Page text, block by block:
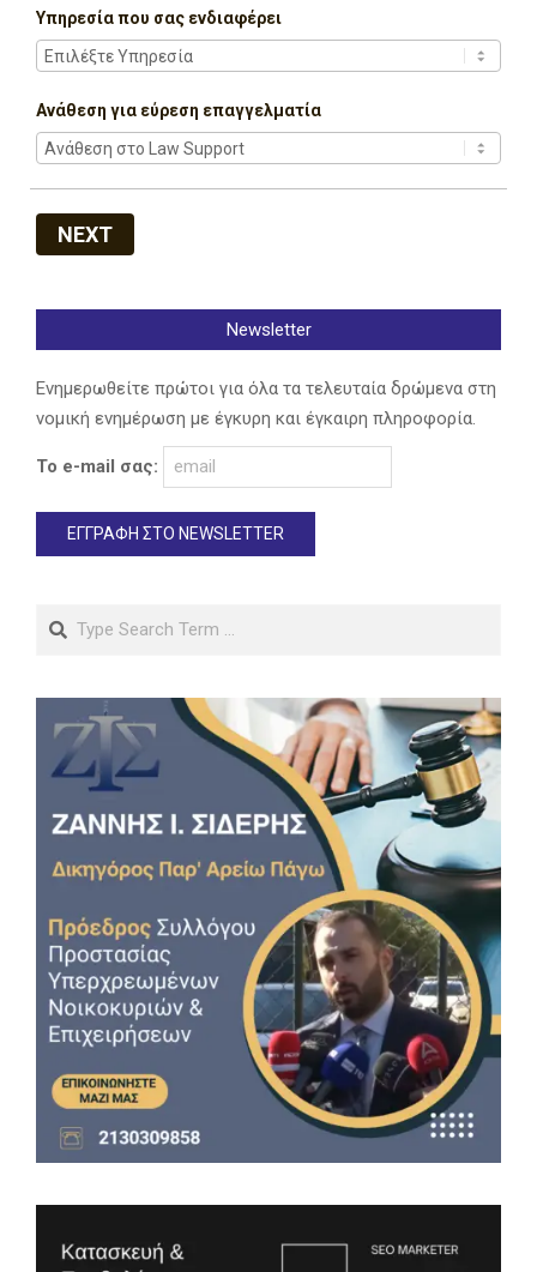
Υπηρεσία που σας ενδιαφέρει
Ανάθεση για εύρεση επαγγελματία
NEXT
Newsletter
Ενημερωθείτε πρώτοι για όλα τα τελευταία δρώμενα στη
νομική ενημέρωση με έγκυρη και έγκαιρη πληροφορία.
Το e-mail σας:
Search